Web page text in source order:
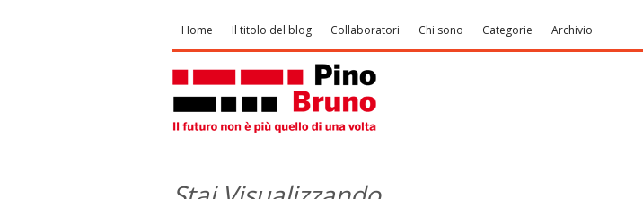
Home Il titolo del blog Collaboratori Chi sono Categorie Archivio